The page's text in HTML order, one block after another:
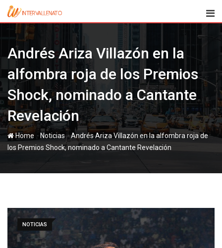
Skip
content
Andrés Ariza Villazón en la
alfombra roja de los Premios
Shock, nominado a Cantante
Revelación
Home - Noticias-Andrés Ariza Villazón en la alfombra roja de
los Premios Shock, nominado a Cantante Revelación
NOTICIAS